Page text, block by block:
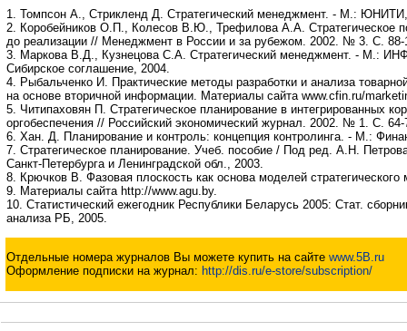
1. Томпсон А., Стрикленд Д. Стратегический менеджмент. - М.:
2. Коробейников О.П., Колесов В.Ю., Трефилова А.А. Стратегическое
до реализации // Менеджмент в России и за рубежом. 2002. № 3. С. 88-
3. Маркова В.Д., Кузнецова С.А. Стратегический менеджмент. - М.:
Сибирское соглашение, 2004.
4. Рыбальченко И. Практические методы разработки и анализа
на основе вторичной информации. Материалы сайта www.cfin.ru/
5. Читипаховян П. Стратегическое планирование в интегрированных
оргобеспечения // Российский экономический журнал. 2002. № 1. С. 64-
6. Хан. Д. Планирование и контроль: концепция контролинга. - М.:
7. Стратегическое планирование. Учеб. пособие / Под ред. А.Н.
Санкт-Петербурга и Ленинградской обл., 2003.
8. Крючков В. Фазовая плоскость как основа моделей стратегического
9. Материалы сайта http://www.agu.by.
10. Статистический ежегодник Республики Беларусь 2005: Стат.
анализа РБ, 2005.
Отдельные номера журналов Вы можете купить на сайте www.5B.ru
Оформление подписки на журнал: http://dis.ru/e-store/subscription/